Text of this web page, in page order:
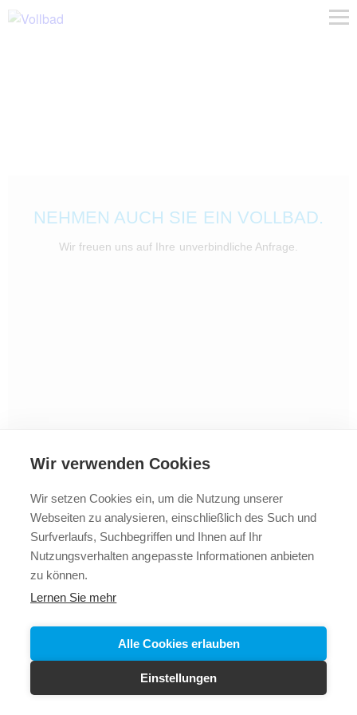
Wir verwenden Cookies
Wir setzen Cookies ein, um die Nutzung unserer
Webseiten zu analysieren, einschließlich des Such und
Surfverlaufs, Suchbegriffen und Ihnen auf Ihr
Nutzungsverhalten angepasste Informationen anbieten
zu können.
Lernen Sie mehr
Alle Cookies erlauben
Einstellungen
NEHMEN AUCH SIE EIN VOLLBAD.
Wir freuen uns auf Ihre unverbindliche Anfrage.
2025 © Vollbad Impressum Datenschutz
62288